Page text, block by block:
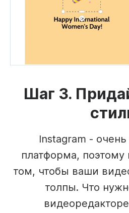
Шаг 3.
Instagram - очень
платформа, поэтому
том, чтобы ваши
толпы. Что